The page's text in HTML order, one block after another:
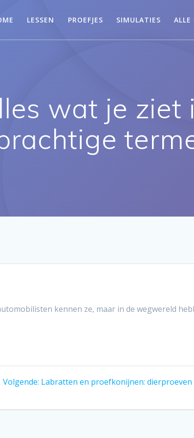
LESSEN PROEFJES SIMULATIES ALLE
wat je ziet
kennen ze, maar in de wegwereld
Volgende: Volgend
Labratten en proefkonijnen: